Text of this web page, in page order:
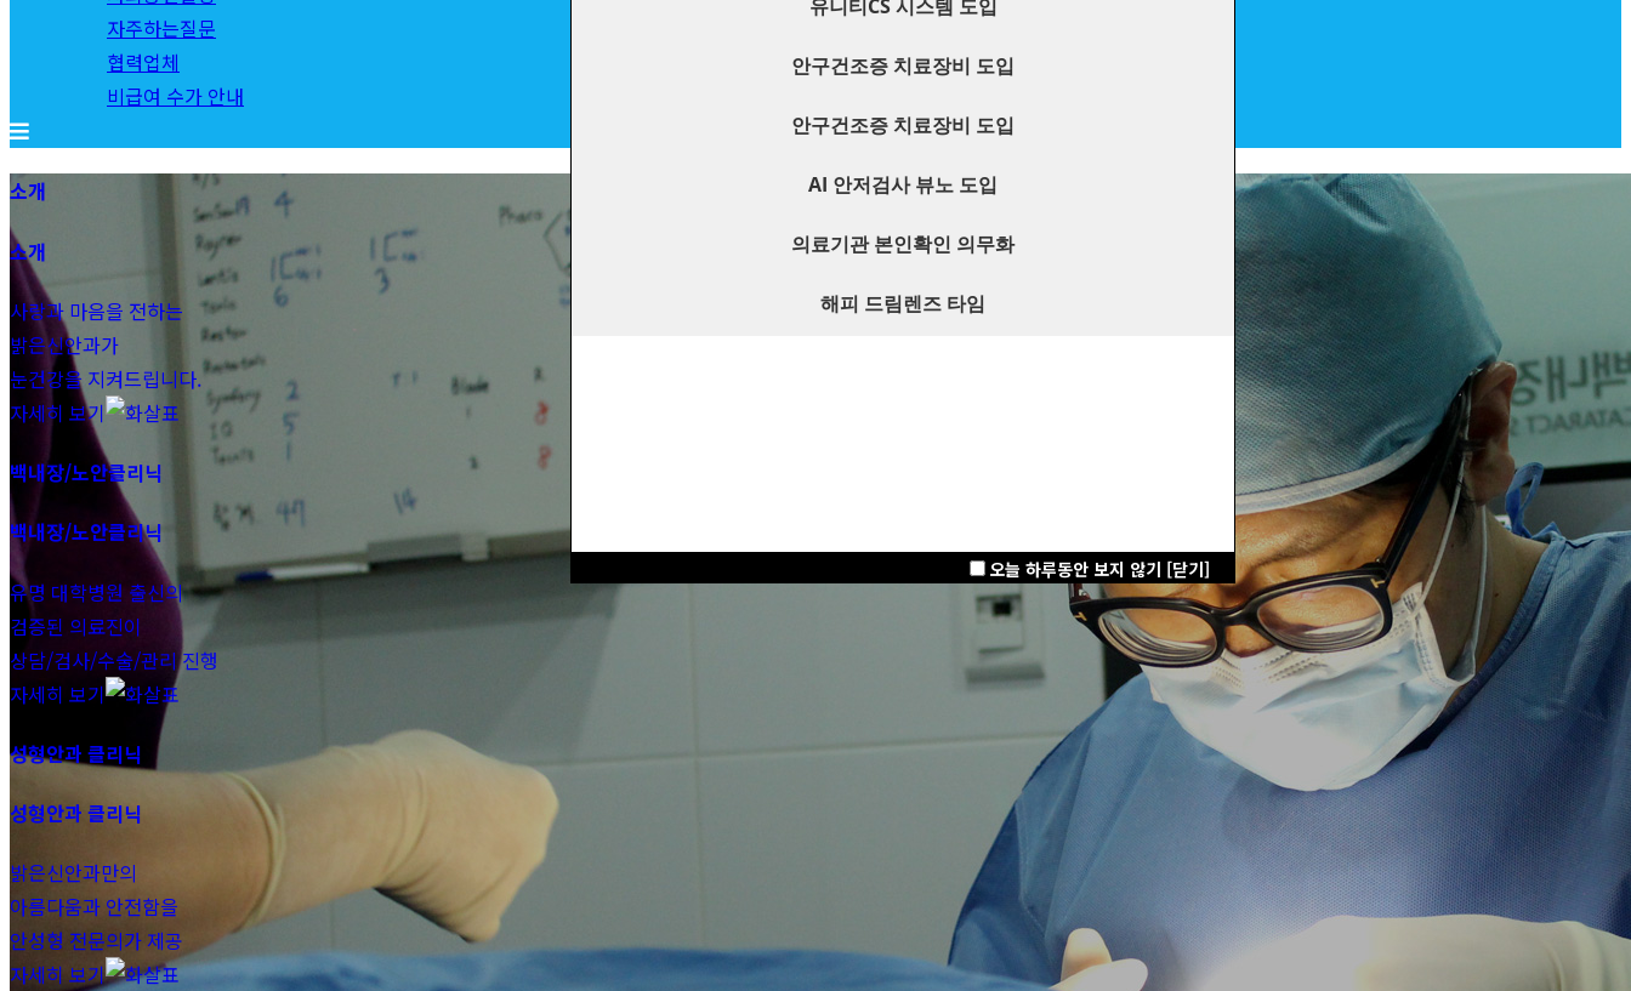
자주하는질문
협력업체
비급여 수가 안내
유니티CS 시스템 도입
안구건조증 치료장비 도입
안구건조증 치료장비 도입
AI 안저검사 뷰노 도입
의료기관 본인확인 의무화
해피 드림렌즈 타임
오늘 하루동안 보지 않기 [닫기]
소개
소개
사랑과 마음을 전하는
밝은신안과가
눈건강을 지켜드립니다.
자세히 보기
백내장/노안클리닉
백내장/노안클리닉
유명 대학병원 출신의
검증된 의료진이
상담/검사/수술/관리 진행
자세히 보기
성형안과 클리닉
성형안과 클리닉
밝은신안과만의
아름다움과 안전함을
안성형 전문의가 제공
자세히 보기